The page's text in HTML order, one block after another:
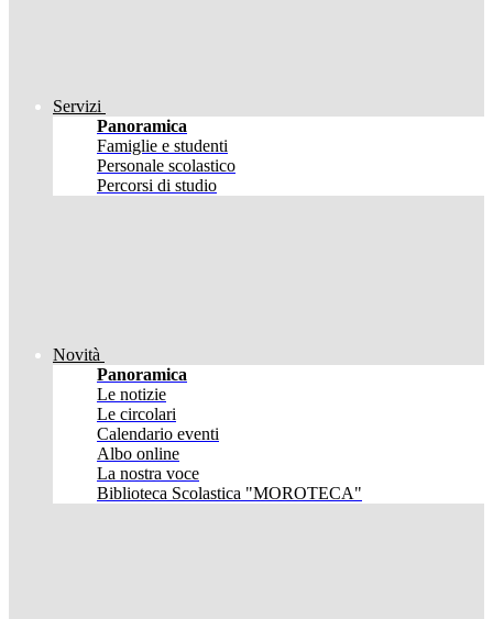
Servizi
Panoramica
Famiglie e studenti
Personale scolastico
Percorsi di studio
Novità
Panoramica
Le notizie
Le circolari
Calendario eventi
Albo online
La nostra voce
Biblioteca Scolastica "MOROTECA"